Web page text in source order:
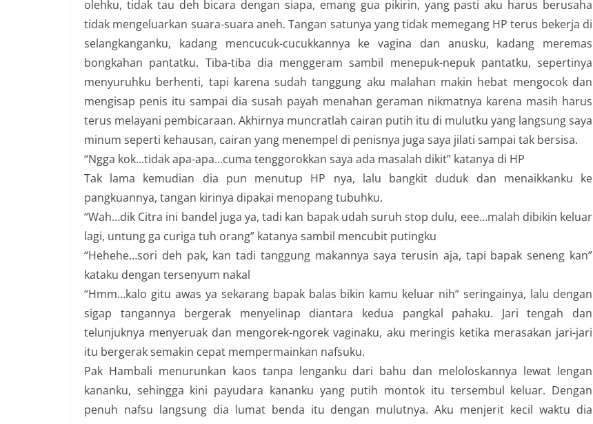
olehku, tidak tau deh bicara dengan siapa, emang gua pikirin, yang pasti aku harus berusaha
tidak mengeluarkan suara-suara aneh. Tangan satunya yang tidak memegang HP terus bekerja di
selangkanganku, kadang mencucuk-cucukkannya ke vagina dan anusku, kadang meremas
bongkahan pantatku. Tiba-tiba dia menggeram sambil menepuk-nepuk pantatku, sepertinya
menyuruhku berhenti, tapi karena sudah tanggung aku malahan makin hebat mengocok dan
mengisap penis itu sampai dia susah payah menahan geraman nikmatnya karena masih harus
terus melayani pembicaraan. Akhirnya muncratlah cairan putih itu di mulutku yang langsung saya
minum seperti kehausan, cairan yang menempel di penisnya juga saya jilati sampai tak bersisa.
“Ngga kok…tidak apa-apa…cuma tenggorokkan saya ada masalah dikit” katanya di HP
Tak lama kemudian dia pun menutup HP nya, lalu bangkit duduk dan menaikkanku ke
pangkuannya, tangan kirinya dipakai menopang tubuhku.
“Wah…dik Citra ini bandel juga ya, tadi kan bapak udah suruh stop dulu, eee…malah dibikin keluar
lagi, untung ga curiga tuh orang” katanya sambil mencubit putingku
“Hehehe…sori deh pak, kan tadi tanggung makannya saya terusin aja, tapi bapak seneng kan”
kataku dengan tersenyum nakal
“Hmm…kalo gitu awas ya sekarang bapak balas bikin kamu keluar nih” seringainya, lalu dengan
sigap tangannya bergerak menyelinap diantara kedua pangkal pahaku. Jari tengah dan
telunjuknya menyeruak dan mengorek-ngorek vaginaku, aku meringis ketika merasakan jari-jari
itu bergerak semakin cepat mempermainkan nafsuku.
Pak Hambali menurunkan kaos tanpa lenganku dari bahu dan meloloskannya lewat lengan
kananku, sehingga kini payudara kananku yang putih montok itu tersembul keluar. Dengan
penuh nafsu langsung dia lumat benda itu dengan mulutnya. Aku menjerit kecil waktu dia